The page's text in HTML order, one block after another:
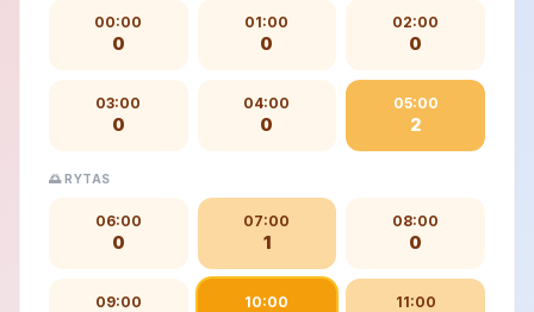
00:00
0
01:00
0
02:00
0
03:00
0
04:00
0
05:00
2
🌅 RYTAS
06:00
0
07:00
1
08:00
0
09:00 10:00 11:00